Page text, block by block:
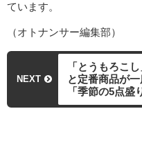
ています。
（オトナンサー編集部）
NEXT
「とうもろこ
と定番商品が
「季節の5点盛